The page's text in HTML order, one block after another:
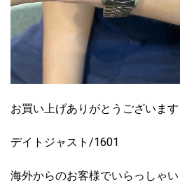
お買い上げありがとうございます
デイトジャスト/1601
海外からのお客様でいらっしゃ